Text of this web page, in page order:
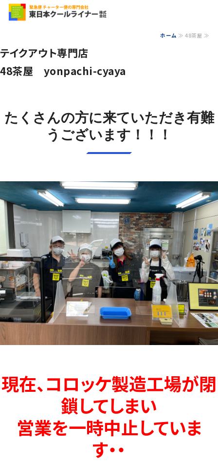
保有車両
お問い合わせ
ホーム ≫ 48茶屋 ≫
テイクアウト専門店
48茶屋 yonpachi-cyaya
たくさんの方に来ていただき有難
うございます！！！
現在、コロッケ製造工場が閉
鎖してしまい
営業を一時中止していま
す・・